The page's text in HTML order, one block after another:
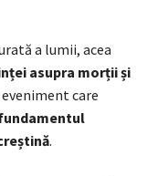
a lumii, acea
asupra morții și
eveniment care
.